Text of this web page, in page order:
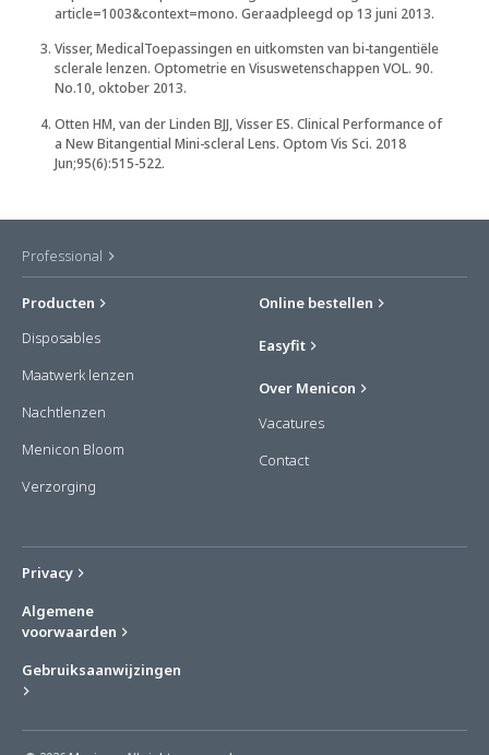
article=1003&context=mono. Geraadpleegd op 13 juni 2013.
Visser, MedicalToepassingen en uitkomsten van bi-tangentiële
sclerale lenzen. Optometrie en Visuswetenschappen VOL. 90.
No.10, oktober 2013.
Otten HM, van der Linden BJJ, Visser ES. Clinical Performance of
a New Bitangential Mini-scleral Lens. Optom Vis Sci. 2018
Jun;95(6):515-522.
Professional
Producten
Disposables
Maatwerk lenzen
Nachtlenzen
Menicon Bloom
Verzorging
Online bestellen
Easyfit
Over Menicon
Vacatures
Contact
Privacy
Algemene
voorwaarden
Gebruiksaanwijzingen